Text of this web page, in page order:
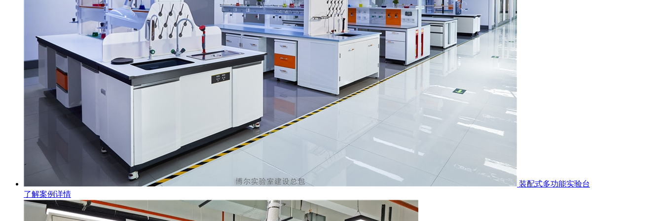
装配式多功能实验台
了解案例详情